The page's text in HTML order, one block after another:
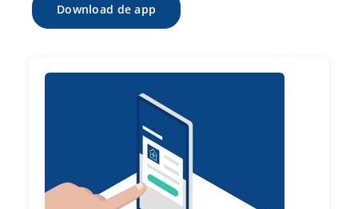
Download de app